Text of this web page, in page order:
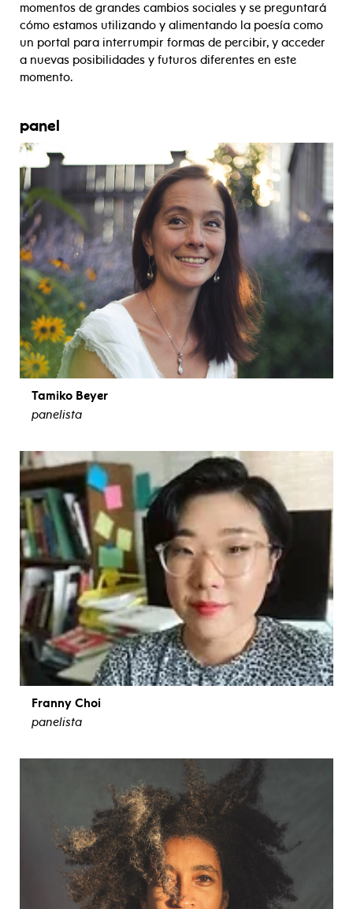
momentos de grandes cambios sociales y se preguntará
cómo estamos utilizando y alimentando la poesía como
un portal para interrumpir formas de percibir, y acceder
a nuevas posibilidades y futuros diferentes en este
momento.
panel
Tamiko Beyer
panelista
Franny Choi
panelista